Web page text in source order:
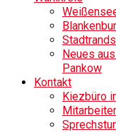
Neues
Pankow
Kontakt
Kiezbüro
Mitarbeiter